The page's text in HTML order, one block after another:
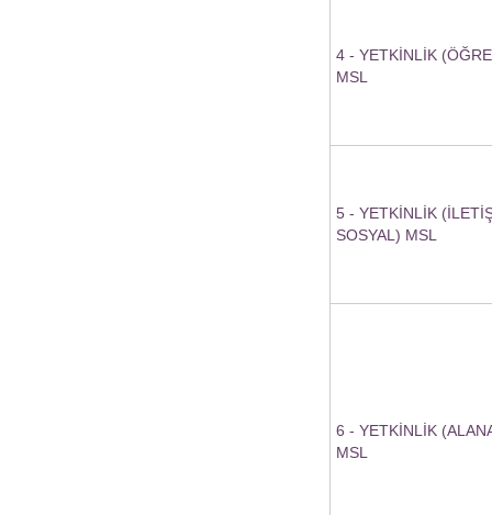
4 - YETKİNLİK
MSL
5 - YETKİNLİK
SOSYAL) MSL
6 - YETKİNLİK
MSL